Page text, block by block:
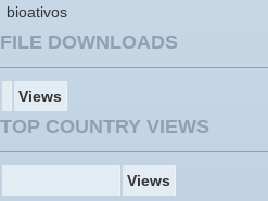
bioativos
FILE DOWNLOADS
Views
TOP COUNTRY VIEWS
Views